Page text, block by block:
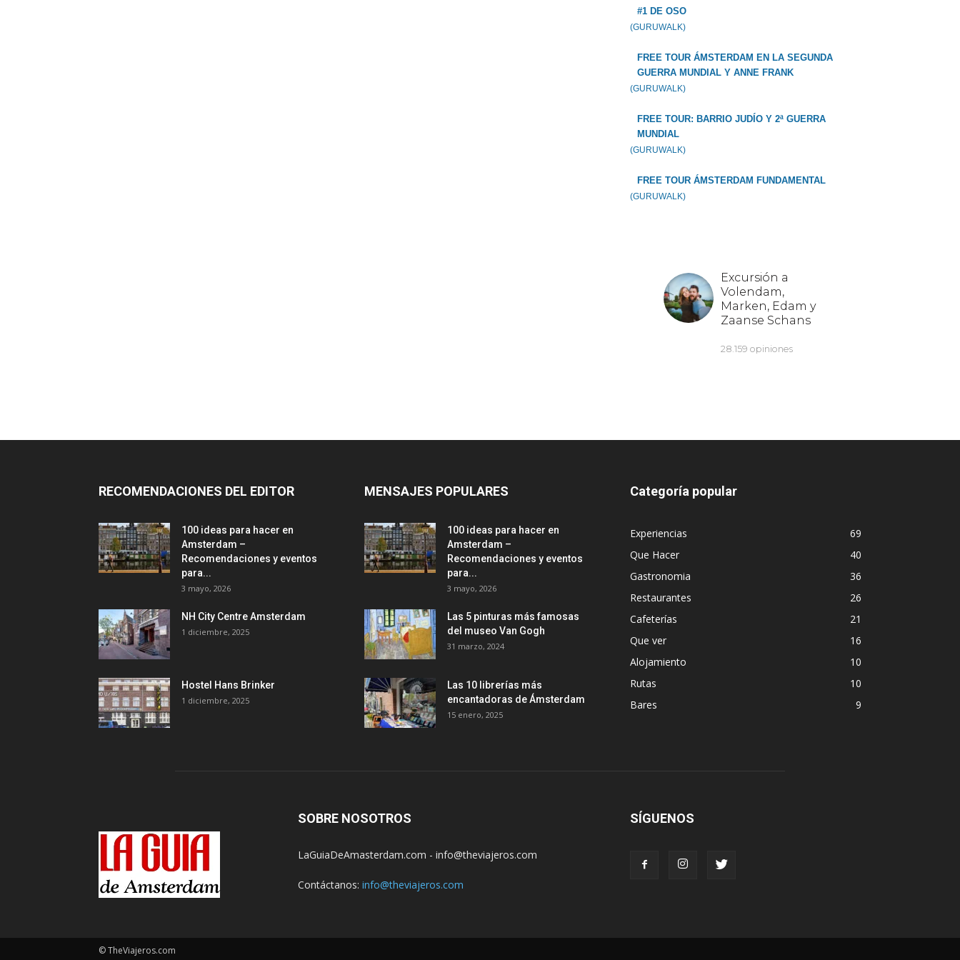
#1 DE OSO
(GURUWALK)
FREE TOUR ÁMSTERDAM EN LA SEGUNDA
GUERRA MUNDIAL Y ANNE FRANK
(GURUWALK)
FREE TOUR: BARRIO JUDÍO Y 2ª GUERRA
MUNDIAL
(GURUWALK)
FREE TOUR ÁMSTERDAM FUNDAMENTAL
(GURUWALK)
RECOMENDACIONES DEL EDITOR
100 ideas para hacer en
Amsterdam –
Recomendaciones y eventos
para...
3 mayo, 2026
NH City Centre Amsterdam
1 diciembre, 2025
Hostel Hans Brinker
1 diciembre, 2025
MENSAJES POPULARES
100 ideas para hacer en
Amsterdam –
Recomendaciones y eventos
para...
3 mayo, 2026
Las 5 pinturas más famosas
del museo Van Gogh
31 marzo, 2024
Las 10 librerías más
encantadoras de Ámsterdam
15 enero, 2025
Categoría popular
Experiencias
69
Que Hacer
40
Gastronomia
36
Restaurantes
26
Cafeterías
21
Que ver
16
Alojamiento
10
Rutas
10
Bares
9
SOBRE NOSOTROS
LaGuiaDeAmasterdam.com - info@theviajeros.com
Contáctanos: info@theviajeros.com
SÍGUENOS
© TheViajeros.com